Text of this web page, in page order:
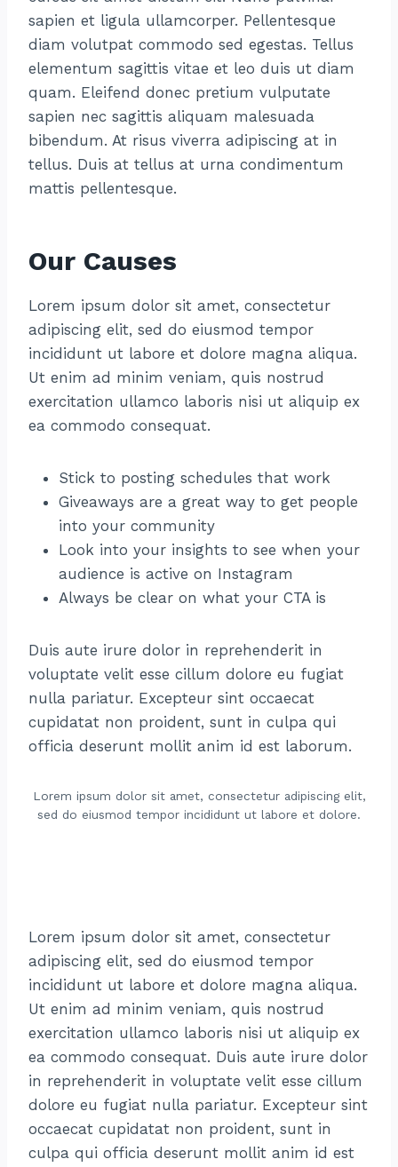
sapien et ligula ullamcorper. Pellentesque
diam volutpat commodo sed egestas. Tellus
elementum sagittis vitae et leo duis ut diam
quam. Eleifend donec pretium vulputate
sapien nec sagittis aliquam malesuada
bibendum. At risus viverra adipiscing at in
tellus. Duis at tellus at urna condimentum
mattis pellentesque.
Our Causes
Lorem ipsum dolor sit amet, consectetur
adipiscing elit, sed do eiusmod tempor
incididunt ut labore et dolore magna aliqua.
Ut enim ad minim veniam, quis nostrud
exercitation ullamco laboris nisi ut aliquip ex
ea commodo consequat.
Stick to posting schedules that work
Giveaways are a great way to get people
into your community
Look into your insights to see when your
audience is active on Instagram
Always be clear on what your CTA is
Duis aute irure dolor in reprehenderit in
voluptate velit esse cillum dolore eu fugiat
nulla pariatur. Excepteur sint occaecat
cupidatat non proident, sunt in culpa qui
officia deserunt mollit anim id est laborum.
Lorem ipsum dolor sit amet, consectetur adipiscing elit,
sed do eiusmod tempor incididunt ut labore et dolore.
Lorem ipsum dolor sit amet, consectetur
adipiscing elit, sed do eiusmod tempor
incididunt ut labore et dolore magna aliqua.
Ut enim ad minim veniam, quis nostrud
exercitation ullamco laboris nisi ut aliquip ex
ea commodo consequat. Duis aute irure dolor
in reprehenderit in voluptate velit esse cillum
dolore eu fugiat nulla pariatur. Excepteur sint
occaecat cupidatat non proident, sunt in
culpa qui officia deserunt mollit anim id est